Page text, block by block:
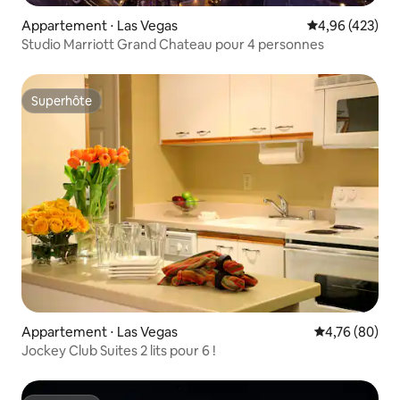
Appartement ⋅ Las Vegas Évaluation
4,96 (423)
Studio Marriott Grand Chateau pour 4 personnes
Superhôte
Superhôte
Appartement ⋅ Las Vegas Évaluation
4,76 (80)
Jockey Club Suites 2 lits pour 6 !